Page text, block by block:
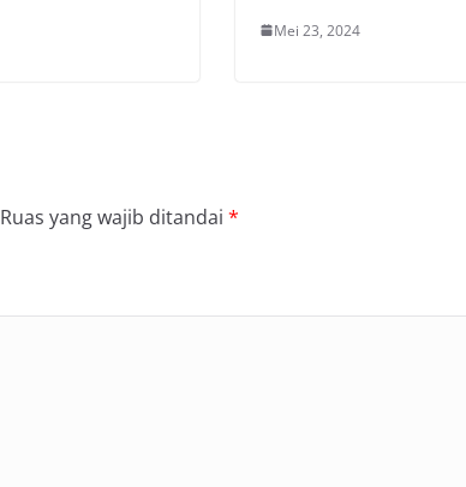
Mei 23, 2024
Ruas yang wajib ditandai *